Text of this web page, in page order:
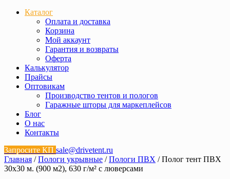
Каталог
Оплата и доставка
Корзина
Мой аккаунт
Гарантия и возвраты
Оферта
Калькулятор
Прайсы
Оптовикам
Производство тентов и пологов
Гаражные шторы для маркеплейсов
Блог
О нас
Контакты
Запросите КП sale@drivetent.ru
Главная /Пологи укрывные /Пологи ПВХ / Полог тент ПВХ
30х30 м. (900 м2), 630 г/м² с люверсами